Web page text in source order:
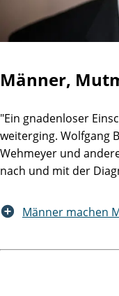
Männer,
"Ein gnadenloser
weiterging. Wolfgang
Wehmeyer und
nach und mit der
Männer machen